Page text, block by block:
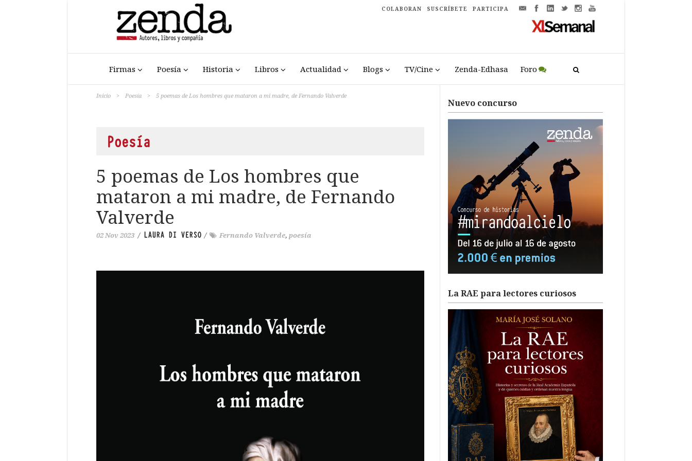
COLABORAN SUSCRÍBETE PARTICIPA
Firmas Poesía Historia Libros Actualidad Blogs TV/Cine Zenda-Edhasa Foro
Inicio > Poesía > 5 poemas de Los hombres que mataron a mi madre, de Fernando Valverde
Poesía
5 poemas de Los hombres que
mataron a mi madre, de Fernando
Valverde
02 Nov 2023 / LAURA DI VERSO / Fernando Valverde, poesía
Nuevo concurso
La RAE para lectores curiosos